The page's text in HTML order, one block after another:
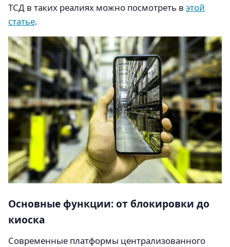
ТСД в таких реалиях можно посмотреть в этой
статье.
Основные функции: от блокировки до
киоска
Современные платформы централизованного